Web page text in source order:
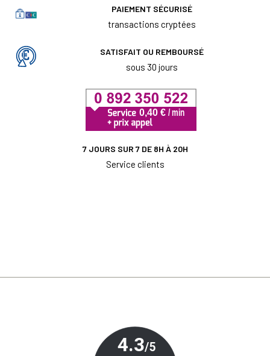
PAIEMENT SÉCURISÉ
transactions cryptées
SATISFAIT OU REMBOURSÉ
sous 30 jours
7 JOURS SUR 7 DE 8H À 20H
Service clients